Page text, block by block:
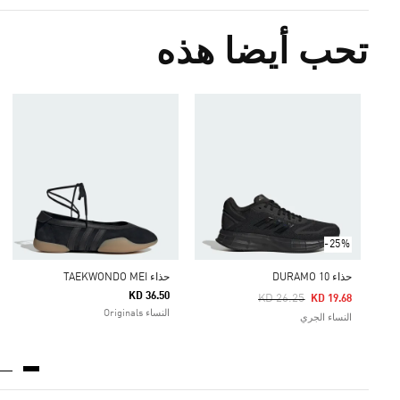
تحب أيضا هذه
-25%
حذاء DURAMO 10
Price Reduced From
KD 26.25
To KD 19.68
النساء الجري
حذاء TAEKWONDO MEI
KD 36.50
النساء Originals